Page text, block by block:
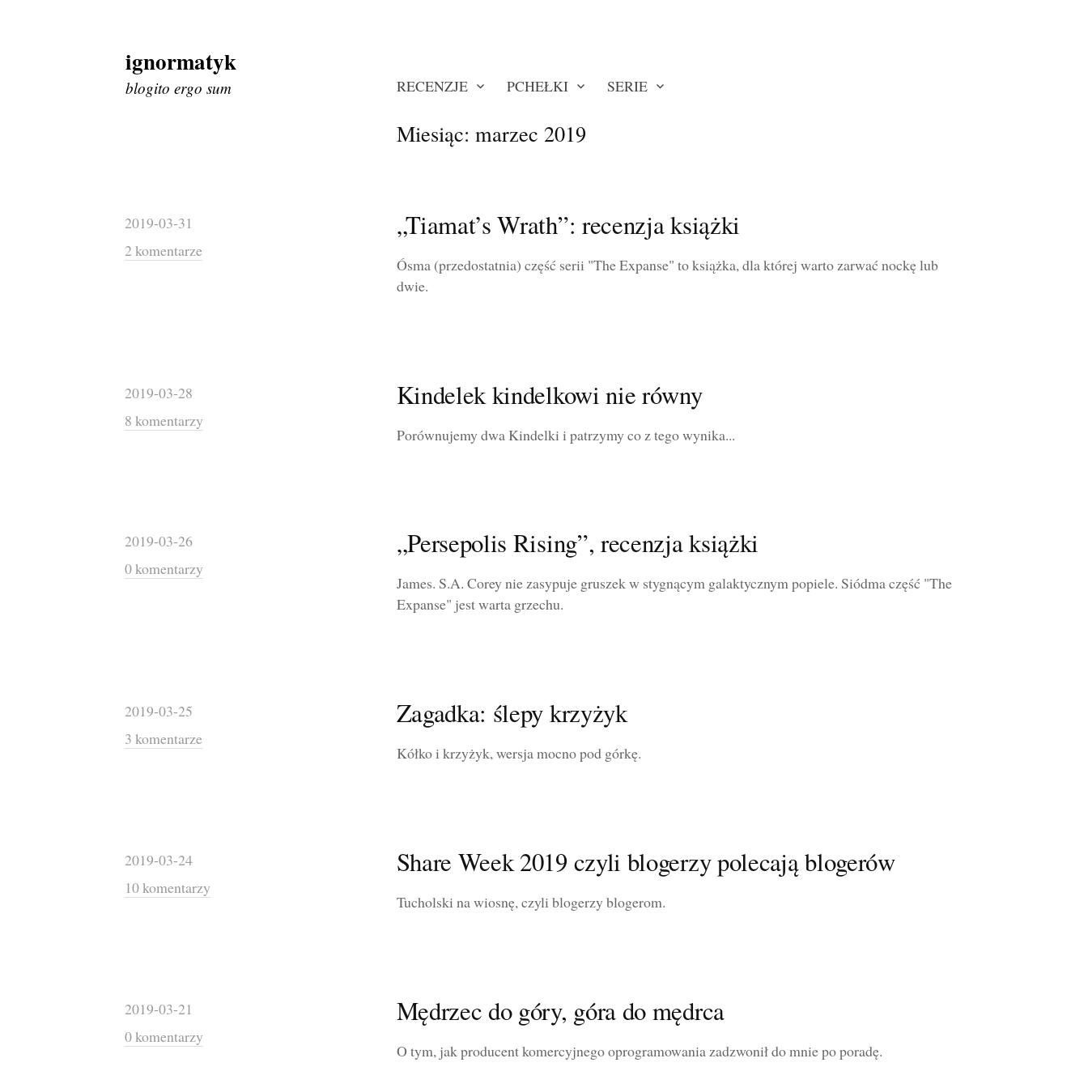
Skip
to
content
ignormatyk
blogito ergo sum RECENZJE PCHEŁKI SERIE
Miesiąc: marzec 2019
2019-03-31
2 komentarze
„Tiamat’s Wrath”: recenzja książki
Ósma (przedostatnia) część serii "The Expanse" to książka, dla której warto zarwać nockę lub
dwie.
2019-03-28
8 komentarzy
Kindelek kindelkowi nie równy
Porównujemy dwa Kindelki i patrzymy co z tego wynika...
2019-03-26
0 komentarzy
„Persepolis Rising”, recenzja książki
James. S.A. Corey nie zasypuje gruszek w stygnącym galaktycznym popiele. Siódma część "The
Expanse" jest warta grzechu.
2019-03-25
3 komentarze
Zagadka: ślepy krzyżyk
Kółko i krzyżyk, wersja mocno pod górkę.
2019-03-24
10 komentarzy
Share Week 2019 czyli blogerzy polecają blogerów
Tucholski na wiosnę, czyli blogerzy blogerom.
2019-03-21
0 komentarzy
Mędrzec do góry, góra do mędrca
O tym, jak producent komercyjnego oprogramowania zadzwonił do mnie po poradę.